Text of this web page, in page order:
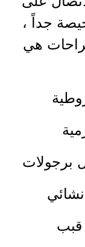
جداً ،
هي
برجولات